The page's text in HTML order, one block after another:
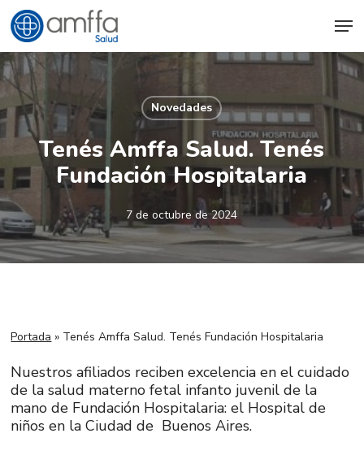
Skip
to
main
content
Novedades
Tenés Amffa Salud. Tenés
Fundación Hospitalaria
7 de octubre de 2024
Portada » Tenés Amffa Salud. Tenés Fundación Hospitalaria
Nuestros afiliados reciben excelencia en el cuidado
de la salud materno fetal infanto juvenil de la
mano de Fundación Hospitalaria: el Hospital de
niños en la Ciudad de Buenos Aires.